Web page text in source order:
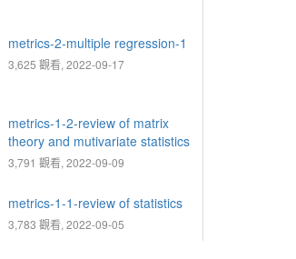
metrics-2-multiple regression-1
3,625 觀看, 2022-09-17
metrics-1-2-review of matrix
theory and mutivariate statistics
3,791 觀看, 2022-09-09
metrics-1-1-review of statistics
3,783 觀看, 2022-09-05